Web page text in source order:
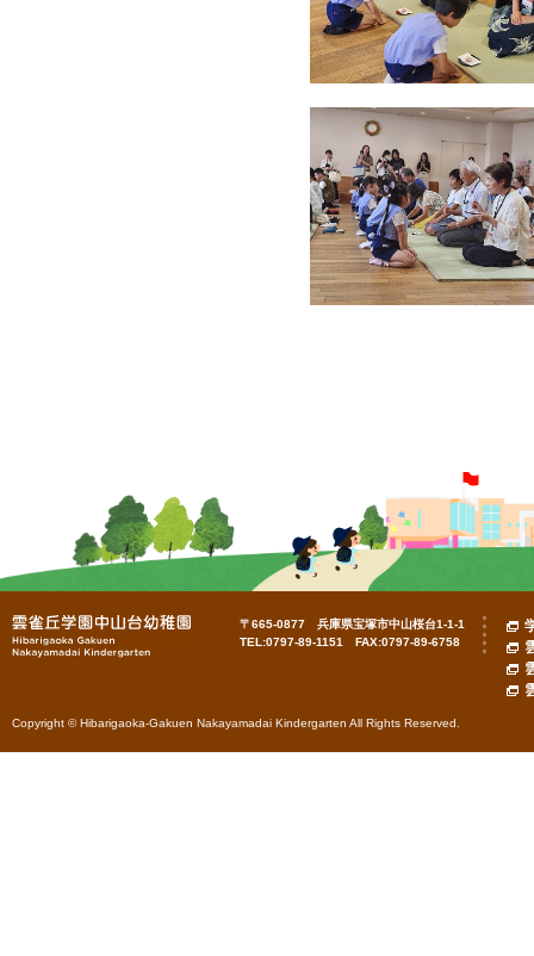
〒665-0877 兵庫県宝塚市中山桜台1-1-1
TEL:0797-89-1151 FAX:0797-89-6758
Copyright © Hibarigaoka-Gakuen Nakayamadai Kindergarten All Rights Reserved.